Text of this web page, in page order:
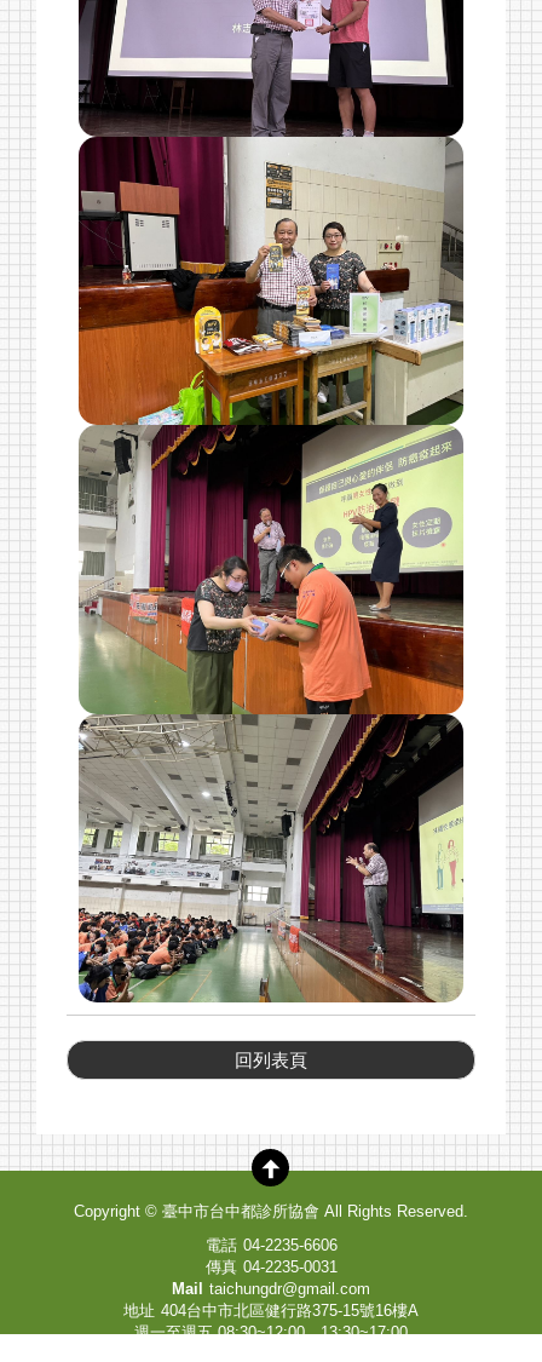
會員診所據點
會議室租借辦法相關須知
聯絡我們
回列表頁
Copyright © 臺中市台中都診所協會 All Rights Reserved.
電話 04-2235-6606
傳真 04-2235-0031
Mail
taichungdr@gmail.com
地址 404台中市北區健行路375-15號16樓A
週一至週五 08:30~12:00，13:30~17:00